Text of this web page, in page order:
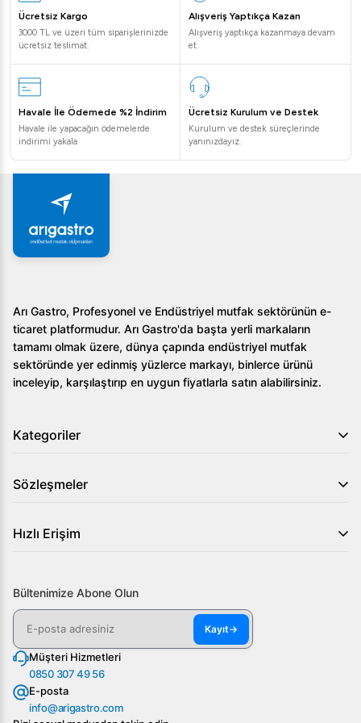
Ücretsiz Kargo
3000 TL ve üzeri tüm siparişlerinizde
ücretsiz teslimat.
Alışveriş Yaptıkça Kazan
Alışveriş yaptıkça kazanmaya devam
et
Havale İle Ödemede %2 İndirim
Havale ile yapacağın ödemelerde
indirimi yakala
Ücretsiz Kurulum ve Destek
Kurulum ve destek süreçlerinde
yanınızdayız.
Arı Gastro, Profesyonel ve Endüstriyel mutfak sektörünün e-
ticaret platformudur. Arı Gastro'da başta yerli markaların
tamamı olmak üzere, dünya çapında endüstriyel mutfak
sektöründe yer edinmiş yüzlerce markayı, binlerce ürünü
inceleyip, karşılaştırıp en uygun fiyatlarla satın alabilirsiniz.
Kategoriler
Sözleşmeler
Hızlı Erişim
Bültenimize Abone Olun
Kayıt→
Müşteri Hizmetleri
0850 307 49 56
E-posta
info@arigastro.com